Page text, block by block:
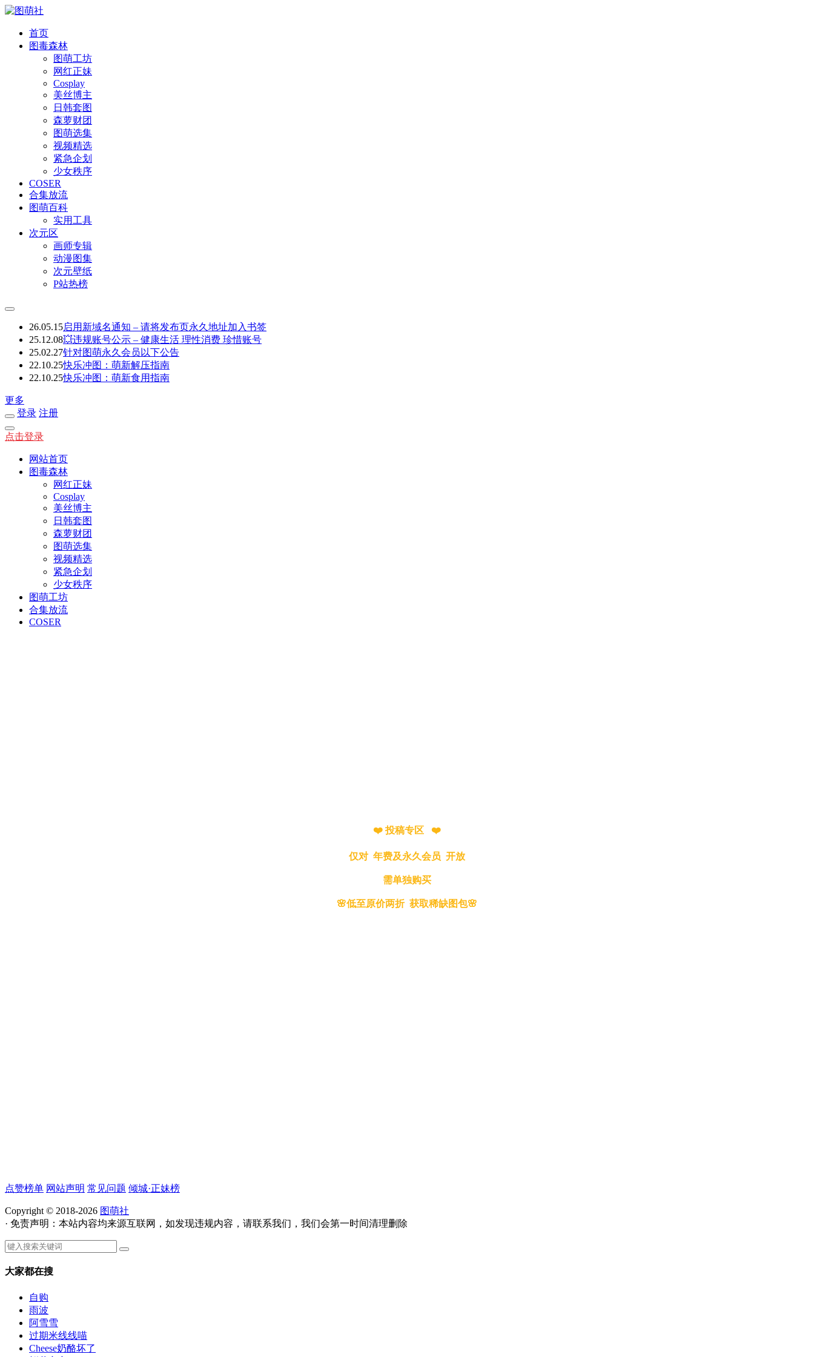
首页
图毒森林
图萌工坊
网红正妹
Cosplay
美丝博主
日韩套图
森萝财团
图萌选集
视频精选
紧急企划
少女秩序
COSER
合集放流
图萌百科
实用工具
次元区
画师专辑
动漫图集
次元壁纸
P站热榜
26.05.15启用新域名通知 – 请将发布页永久地址加入书签
25.12.08💥违规账号公示 – 健康生活 理性消费 珍惜账号
25.02.27针对图萌永久会员以下公告
22.10.25快乐冲图：萌新解压指南
22.10.25快乐冲图：萌新食用指南
更多
登录 注册
点击登录
网站首页
图毒森林
网红正妹
Cosplay
美丝博主
日韩套图
森萝财团
图萌选集
视频精选
紧急企划
少女秩序
图萌工坊
合集放流
COSER
❤️ 投稿专区 ❤️
仅对 年费及永久会员 开放
需单独购买
🌸低至原价两折 获取稀缺图包🌸
点赞榜单 网站声明 常见问题 倾城·正妹榜
Copyright © 2018-2026 图萌社
· 免责声明：本站内容均来源互联网，如发现违规内容，请联系我们，我们会第一时间清理删除
大家都在搜
自购
雨波
阿雪雪
过期米线线喵
Cheese奶酪坏了